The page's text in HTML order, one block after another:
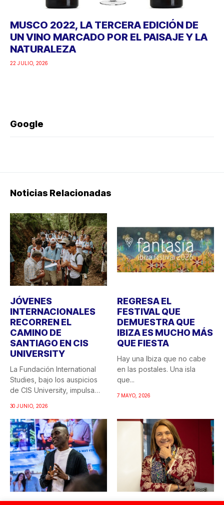
MUSCO 2022, LA TERCERA EDICIÓN DE
UN VINO MARCADO POR EL PAISAJE Y LA
NATURALEZA
22 JULIO, 2026
Google
Noticias Relacionadas
JÓVENES
INTERNACIONALES
RECORREN EL
CAMINO DE
SANTIAGO EN CIS
UNIVERSITY
La Fundación International
Studies, bajo los auspicios
de CIS University, impulsa
30 JUNIO, 2026
REGRESA EL
FESTIVAL QUE
DEMUESTRA QUE
IBIZA ES MUCHO MÁS
QUE FIESTA
Hay una Ibiza que no cabe
en las postales. Una isla
que...
7 MAYO, 2026